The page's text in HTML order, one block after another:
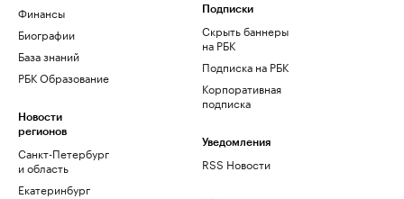
Финансы
Биографии
База знаний
РБК Образование
Новости
регионов
Санкт-Петербург
и область
Екатеринбург
Подписки
Скрыть баннеры
на РБК
Подписка на РБК
Корпоративная
подписка
Уведомления
RSS Новости